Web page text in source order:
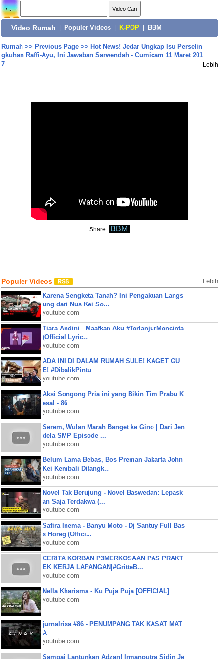
Video Rumah Populer Videos K-POP BBM
Rumah>> Previous Page>> Hot News! Jedar Ungkap Isu Perselin
gkuhan Raffi-Ayu, Ini Jawaban Sarwendah - Cumicam 11 Maret 201
7
Lebih
Share: BBM
Populer Videos Lebih
Karena Sengketa Tanah? Ini Pengakuan Langs
ung dari Nus Kei So...
youtube.com
Tiara Andini - Maafkan Aku #TerlanjurMencinta
(Official Lyric...
youtube.com
ADA INI DI DALAM RUMAH SULE! KAGET GU
E! #DibalikPintu
youtube.com
Aksi Songong Pria ini yang Bikin Tim Prabu K
esal - 86
youtube.com
Serem, Wulan Marah Banget ke Gino | Dari Jen
dela SMP Episode ...
youtube.com
Belum Lama Bebas, Bos Preman Jakarta John
Kei Kembali Ditangk...
youtube.com
Novel Tak Berujung - Novel Baswedan: Lepask
an Saja Terdakwa (...
youtube.com
Safira Inema - Banyu Moto - Dj Santuy Full Bas
s Horeg (Offici...
youtube.com
CERITA KORBAN P3MERKOSAAN PAS PRAKT
EK KERJA LAPANGAN|#GritteB...
youtube.com
Nella Kharisma - Ku Puja Puja [OFFICIAL]
youtube.com
jurnalrisa #86 - PENUMPANG TAK KASAT MAT
A
youtube.com
Sampai Lantunkan Adzan! Irmanputra Sidin Je